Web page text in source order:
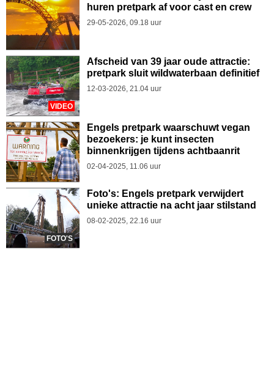
huren pretpark af voor cast en crew
29-05-2026, 09.18 uur
VIDEO
Afscheid van 39 jaar oude attractie:
pretpark sluit wildwaterbaan definitief
12-03-2026, 21.04 uur
Engels pretpark waarschuwt vegan
bezoekers: je kunt insecten
binnenkrijgen tijdens achtbaanrit
02-04-2025, 11.06 uur
FOTO'S
Foto's: Engels pretpark verwijdert
unieke attractie na acht jaar stilstand
08-02-2025, 22.16 uur